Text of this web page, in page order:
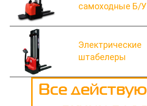
самоходные Б/У
Электрические
штабелеры